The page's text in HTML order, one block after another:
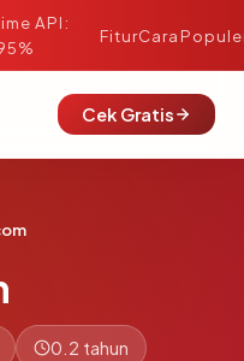
API:
FiturCara
Cek Gratis
0.2 tahun